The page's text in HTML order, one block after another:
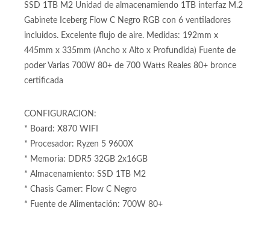
núcleos y 12 hilos, socket Amd Am5 Motherboard X870
Wifi para procesadores Amd Am5 RGB Memoria Ram
DDR5 hasta 256GB Memoria Ram DDR5 32GB (2 x 16GB)
SSD 1TB M2 Unidad de almacenamiendo 1TB interfaz M.2
Gabinete Iceberg Flow C Negro RGB con 6 ventiladores
incluidos. Excelente flujo de aire. Medidas: 192mm x
poder Varias 700W 80+ de 700 Watts Reales 80+ bronce
certificada
CONFIGURACION:
* Board: X870 WIFI
* Procesador: Ryzen 5 9600X
* Memoria: DDR5 32GB 2x16GB